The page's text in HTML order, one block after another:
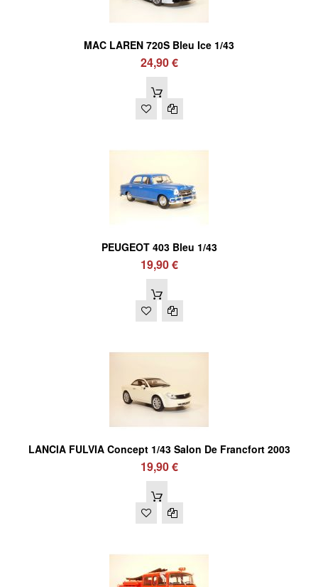
MAC LAREN 720S Bleu Ice 1/43
24,90 €
PEUGEOT 403 Bleu 1/43
19,90 €
LANCIA FULVIA Concept 1/43 Salon De Francfort 2003
19,90 €